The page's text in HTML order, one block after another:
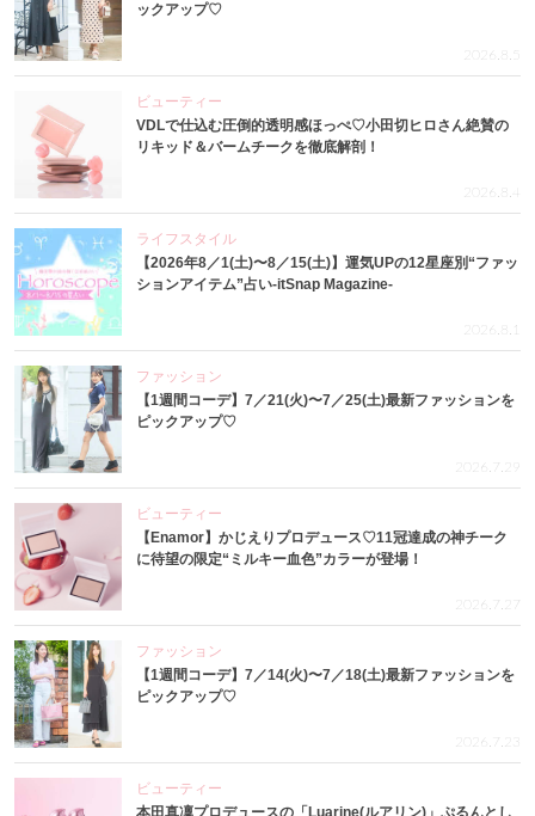
ックアップ♡
2026.8.5
ビューティー
VDLで仕込む圧倒的透明感ほっぺ♡小田切ヒロさん絶賛の
リキッド＆バームチークを徹底解剖！
2026.8.4
ライフスタイル
【2026年8／1(土)〜8／15(土)】運気UPの12星座別“ファッ
ションアイテム”占い-itSnap Magazine-
2026.8.1
ファッション
【1週間コーデ】7／21(火)〜7／25(土)最新ファッションを
ピックアップ♡
2026.7.29
ビューティー
【Enamor】かじえりプロデュース♡11冠達成の神チーク
に待望の限定“ミルキー血色”カラーが登場！
2026.7.27
ファッション
【1週間コーデ】7／14(火)〜7／18(土)最新ファッションを
ピックアップ♡
2026.7.23
ビューティー
本田真凜プロデュースの「Luarine(ルアリン)」ぷるんとし